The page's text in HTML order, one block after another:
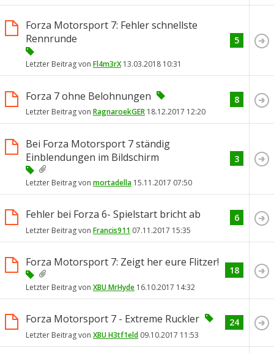
Forza Motorsport 7: Fehler schnellste
Rennrunde
Letzter Beitrag von Fl4m3rX13.03.2018 10:31
5
Forza 7 ohne Belohnungen
Letzter Beitrag von RagnaroekGER 18.12.2017 12:20
8
Bei Forza Motorsport 7 ständig
Einblendungen im Bildschirm
Letzter Beitrag von mortadella 15.11.2017 07:50
3
Fehler bei Forza 6- Spielstart bricht ab
Letzter Beitrag von Francis911 07.11.2017 15:35
6
Forza Motorsport 7: Zeigt her eure Flitzer!
Letzter Beitrag von XBU MrHyde 16.10.2017 14:32
18
Forza Motorsport 7 - Extreme Ruckler
Letzter Beitrag von XBU H3tf1eld 09.10.2017 11:53
24